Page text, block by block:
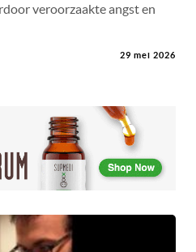
veroorzaakte angst en
29 mei 2026